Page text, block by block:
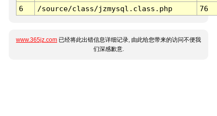
6
/source/class/jzmysql.class.php 76
www.365jz.com 已经将此出错信息详细记录, 由此给您带来的访问不便我
们深感歉意.